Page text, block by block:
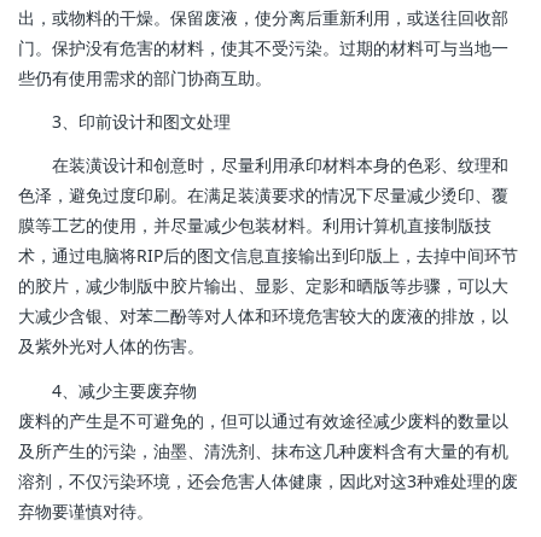
出，或物料的干燥。保留废液，使分离后重新利用，或送往回收部
门。保护没有危害的材料，使其不受污染。过期的材料可与当地一
些仍有使用需求的部门协商互助。
3、印前设计和图文处理
在装潢设计和创意时，尽量利用承印材料本身的色彩、纹理和
色泽，避免过度印刷。在满足装潢要求的情况下尽量减少烫印、覆
膜等工艺的使用，并尽量减少包装材料。利用计算机直接制版技
术，通过电脑将RIP后的图文信息直接输出到印版上，去掉中间环节
的胶片，减少制版中胶片输出、显影、定影和晒版等步骤，可以大
大减少含银、对苯二酚等对人体和环境危害较大的废液的排放，以
及紫外光对人体的伤害。
4、减少主要废弃物
废料的产生是不可避免的，但可以通过有效途径减少废料的数量以
及所产生的污染，油墨、清洗剂、抹布这几种废料含有大量的有机
溶剂，不仅污染环境，还会危害人体健康，因此对这3种难处理的废
弃物要谨慎对待。